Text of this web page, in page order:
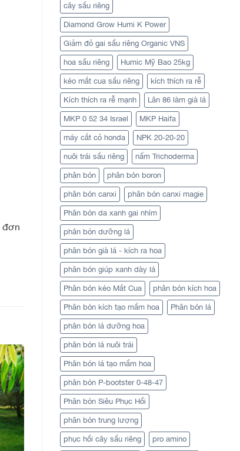
cây sầu riêng
Diamond Grow Humi K Power
Giảm đỏ gai sầu riêng Organic VNS
hoa sầu riêng Humic Mỹ Bao 25kg
kéo mắt cua sầu riêng kích thích ra rễ
Kích thích ra rễ mạnh Lân 86 làm già lá
MKP 0 52 34 Israel MKP Haifa
máy cắt cỏ honda NPK 20-20-20
nuôi trái sầu riêng nấm Trichoderma
phân bón phân bón boron
phân bón canxi phân bón canxi magie
Phân bón da xanh gai nhím
phân bón dưỡng lá
phân bón già lá - kích ra hoa
phân bón giúp xanh dày lá
Phân bón kéo Mắt Cua phân bón kích hoa
Phân bón kích tạo mầm hoa Phân bón lá
phân bón lá dưỡng hoa
phân bón lá nuôi trái
Phân bón lá tạo mầm hoa
phân bón P-bootster 0-48-47
Phân bón Siêu Phục Hồi
phân bón trung lượng
phục hồi cây sầu riêng pro amino
đơn